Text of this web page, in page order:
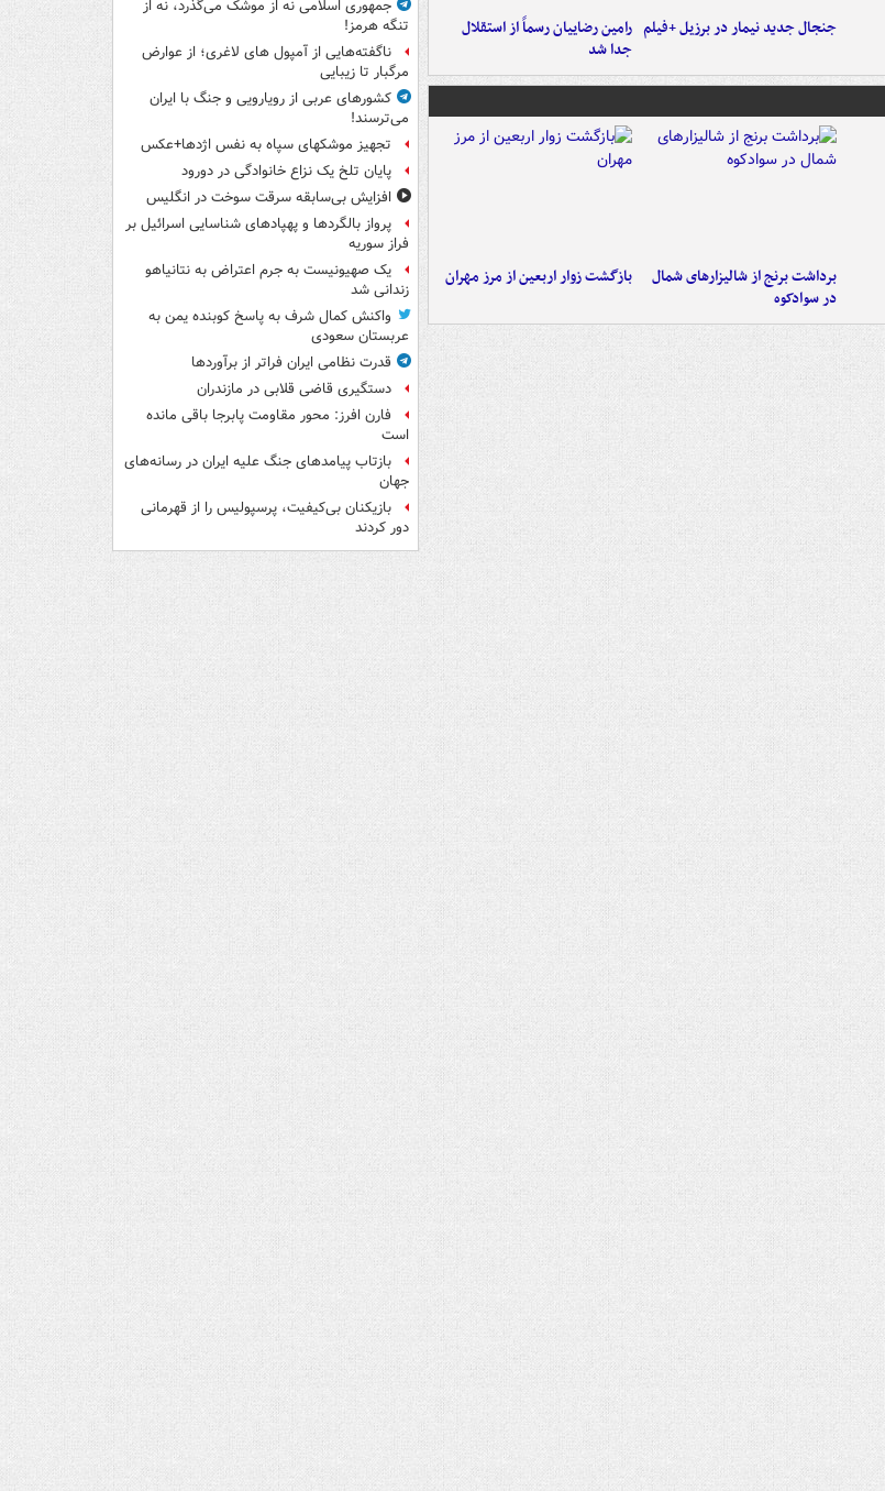
جنجال جدید نیمار در برزیل +فیلم رامین رضاییان رسماً از استقلال
جدا شد
برداشت برنج از شالیزارهای شمال
در سوادکوه
بازگشت زوار اربعین از مرز مهران
جمهوری اسلامی نه از موشک می‌گذرد، نه از
تنگه هرمز!
ناگفته‌هایی از آمپول های لاغری؛ از عوارض
مرگبار تا زیبایی
کشورهای عربی از رویارویی و جنگ با ایران
می‌ترسند!
تجهیز موشکهای سپاه به نفس اژدها+عکس
پایان تلخ یک نزاع خانوادگی در دورود
افزایش بی‌سابقه سرقت سوخت در انگلیس
پرواز بالگردها و پهپادهای شناسایی اسرائیل بر
فراز سوریه
یک صهیونیست به جرم اعتراض به نتانیاهو
زندانی شد
واکنش کمال شرف به پاسخ کوبنده یمن به
عربستان سعودی
قدرت نظامی ایران فراتر از برآوردها
دستگیری قاضی قلابی در مازندران
فارن افرز: محور مقاومت پابرجا باقی مانده
است
بازتاب پیامدهای جنگ علیه ایران در رسانه‌های
جهان
بازیکنان بی‌کیفیت، پرسپولیس را از قهرمانی
دور کردند